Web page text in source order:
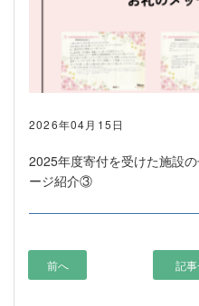
2026年04月15日
2025年度寄付を受けた施設
ージ紹介③
前へ 記